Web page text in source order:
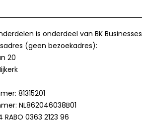
is onderdeel van BK Businesses
(geen bezoekadres):
20
81315201
NL862046038B01
RABO 0363 2123 96